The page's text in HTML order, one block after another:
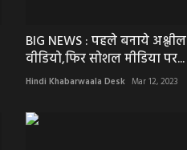
BIG NEWS : पहले बनाये अश्लील
वीडियो,फिर सोशल मीडिया पर...
Hindi Khabarwaala Desk Mar 12, 2023